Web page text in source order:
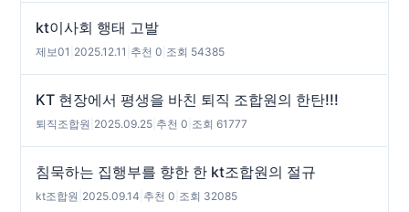
kt이사회 행태 고발
제보01 2025.12.11 추천 0 조회 54385
KT 현장에서 평생을 바친 퇴직 조합원의 한탄!!!
퇴직조합원 2025.09.25 추천 0 조회 61777
침묵하는 집행부를 향한 한 kt조합원의 절규
kt조합원 2025.09.14 추천 0 조회 32085